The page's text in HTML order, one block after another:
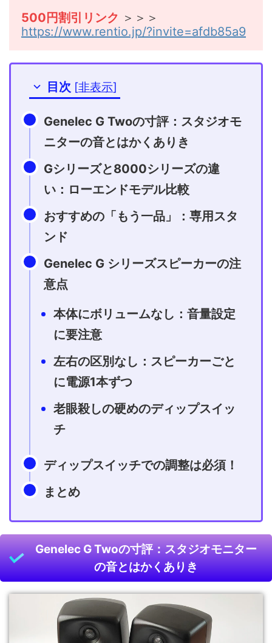
500円割引リンク ＞＞＞
https://www.rentio.jp/?invite=afdb85a9
目次 [非表示]
Genelec G Twoの寸評：スタジオモ
ニターの音とはかくありき
Gシリーズと8000シリーズの違
い：ローエンドモデル比較
おすすめの「もう一品」：専用スタ
ンド
Genelec G シリーズスピーカーの注
意点
本体にボリュームなし：音量設定
に要注意
左右の区別なし：スピーカーごと
に電源1本ずつ
老眼殺しの硬めのディップスイッ
チ
ディップスイッチでの調整は必須！
まとめ
Genelec G Twoの寸評：スタジオモニター
の音とはかくありき